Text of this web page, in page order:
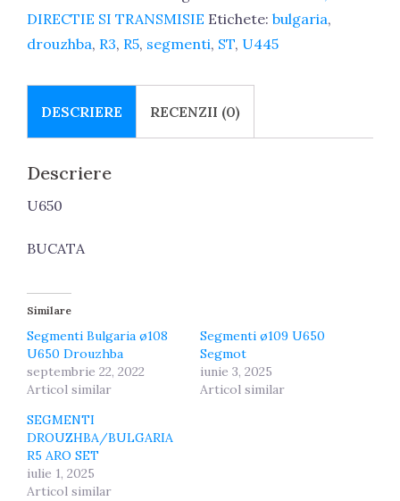
DIRECTIE SI TRANSMISIE Etichete: bulgaria,
drouzhba, R3, R5, segmenti, ST, U445
DESCRIERE RECENZII (0)
Descriere
U650
BUCATA
Similare
Segmenti Bulgaria ø108
U650 Drouzhba
septembrie 22, 2022
Articol similar
Segmenti ø109 U650
Segmot
iunie 3, 2025
Articol similar
SEGMENTI
DROUZHBA/BULGARIA
R5 ARO SET
iulie 1, 2025
Articol similar